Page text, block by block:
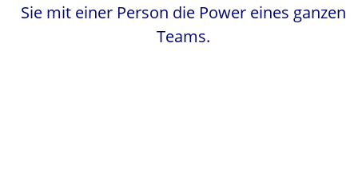
Sie mit einer Person die Power eines ganzen
Teams.